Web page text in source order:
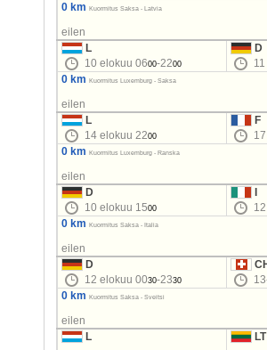
0 km Kuormitus Saksa - Latvia
eilen
L
10 elokuu 0600-2200
D
0 km Kuormitus Luxemburg - Saksa
eilen
L
14 elokuu 2200
F
0 km Kuormitus Luxemburg - Ranska
eilen
D
10 elokuu 1500
0 km Kuormitus Saksa - Italia
eilen
D
12 elokuu 0030-2330
CH
0 km Kuormitus Saksa - Sveitsi
eilen
L
LT